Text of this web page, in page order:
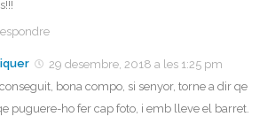
29 desembre, 2018 a les 1:25 pm
bona compo, si senyor, torne a dir qe
puguere-ho fer cap foto, i emb lleve el barret.